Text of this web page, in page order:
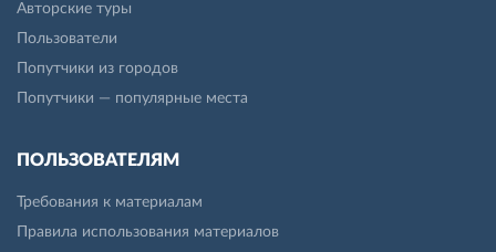
Авторские туры
Пользователи
Попутчики из городов
Попутчики — популярные места
ПОЛЬЗОВАТЕЛЯМ
Требования к материалам
Правила использования материалов